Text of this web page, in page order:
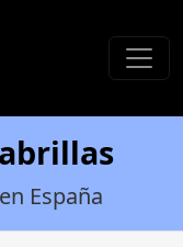
España